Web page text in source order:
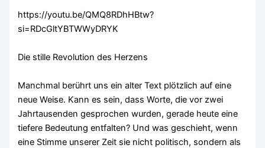
https://youtu.be/QMQ8RDhHBtw?
si=RDcGltYBTWWyDRYK
Die stille Revolution des Herzens
Manchmal berührt uns ein alter Text plötzlich auf eine
neue Weise. Kann es sein, dass Worte, die vor zwei
Jahrtausenden gesprochen wurden, gerade heute eine
tiefere Bedeutung entfalten? Und was geschieht, wenn
eine Stimme unserer Zeit sie nicht politisch, sondern als